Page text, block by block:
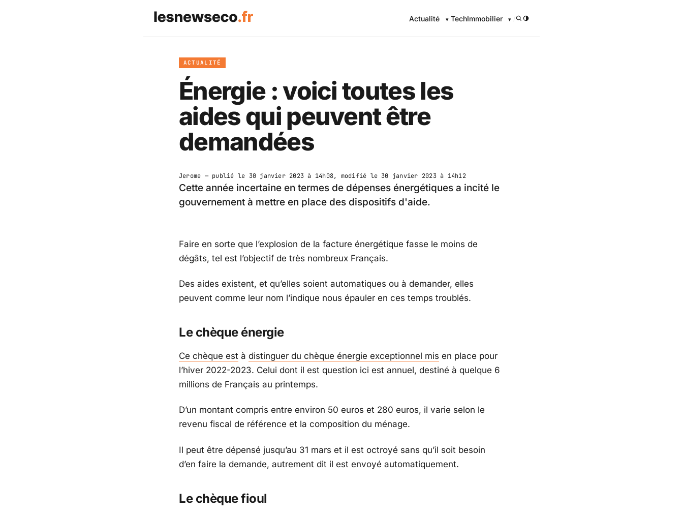
Actualité TechImmobilier /
ACTUALITÉ
Énergie : voici toutes les
aides qui peuvent être
demandées
Jerome — publié le 30 janvier 2023 à 14h08, modifié le 30 janvier 2023 à 14h12
Cette année incertaine en termes de dépenses énergétiques a incité le
gouvernement à mettre en place des dispositifs d'aide.
Faire en sorte que l’explosion de la facture énergétique fasse le moins de
dégâts, tel est l’objectif de très nombreux Français.
Des aides existent, et qu’elles soient automatiques ou à demander, elles
peuvent comme leur nom l’indique nous épauler en ces temps troublés.
Le chèque énergie
Ce chèque est à distinguer du chèque énergie exceptionnel mis en place pour
l’hiver 2022-2023. Celui dont il est question ici est annuel, destiné à quelque 6
millions de Français au printemps.
D’un montant compris entre environ 50 euros et 280 euros, il varie selon le
revenu fiscal de référence et la composition du ménage.
Il peut être dépensé jusqu’au 31 mars et il est octroyé sans qu’il soit besoin
d’en faire la demande, autrement dit il est envoyé automatiquement.
Le chèque fioul